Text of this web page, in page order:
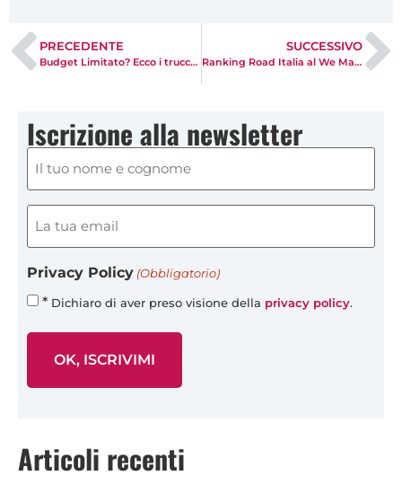
PRECEDENTE
Budget Limitato? Ecco i trucchi per le parole chiave costose
SUCCESSIVO
Ranking Road Italia al We Make Future
Iscrizione alla newsletter
Nome
(obbligatorio)
(Obbligatorio)
Email
(obbligatorio)
Privacy Policy (Obbligatorio)
* Dichiaro di aver preso visione della privacy policy.
Articoli recenti